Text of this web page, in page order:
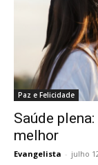
Paz e Felicidade
Saúde
melhor
Evangelista - julho